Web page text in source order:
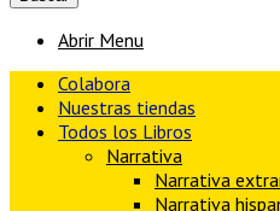
Abrir Menu
Colabora
Nuestras tiendas
Todos los Libros
Narrativa
Narrativa
Narrativa